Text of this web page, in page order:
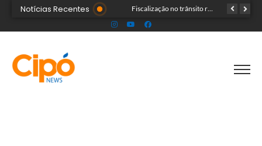
Notícias Recentes TRAGÉDIA: helicóptero cai e mata quatro pessoas; vítimas eram turistas